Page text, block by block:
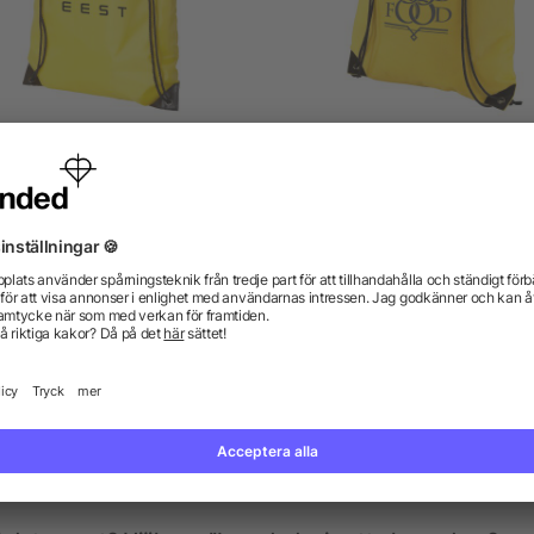
premiumgymnastikpåse
från 3,50 kr från 3,74 kr
Vi har svaren.